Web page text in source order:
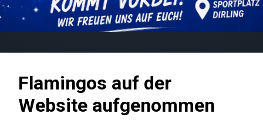
Flamingos auf der
Website aufgenommen